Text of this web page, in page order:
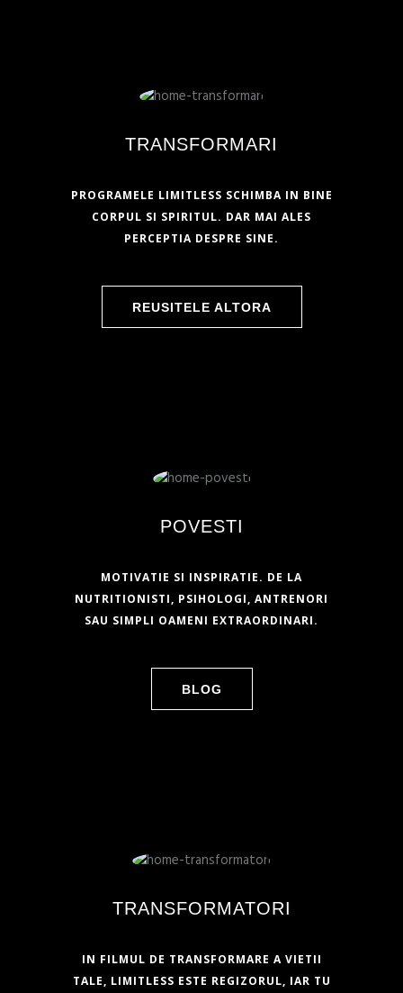
TRANSFORMARI
PROGRAMELE LIMITLESS SCHIMBA IN BINE
CORPUL SI SPIRITUL. DAR MAI ALES
PERCEPTIA DESPRE SINE.
REUSITELE ALTORA
POVESTI
MOTIVATIE SI INSPIRATIE. DE LA
NUTRITIONISTI, PSIHOLOGI, ANTRENORI
SAU SIMPLI OAMENI EXTRAORDINARI.
BLOG
TRANSFORMATORI
IN FILMUL DE TRANSFORMARE A VIETII
TALE, LIMITLESS ESTE REGIZORUL, IAR TU